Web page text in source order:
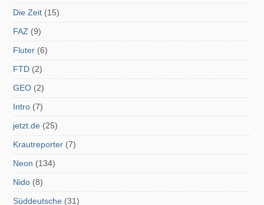
Die Zeit (15)
FAZ (9)
Fluter (6)
FTD (2)
GEO (2)
Intro (7)
jetzt.de (25)
Krautreporter (7)
Neon (134)
Nido (8)
Süddeutsche (31)